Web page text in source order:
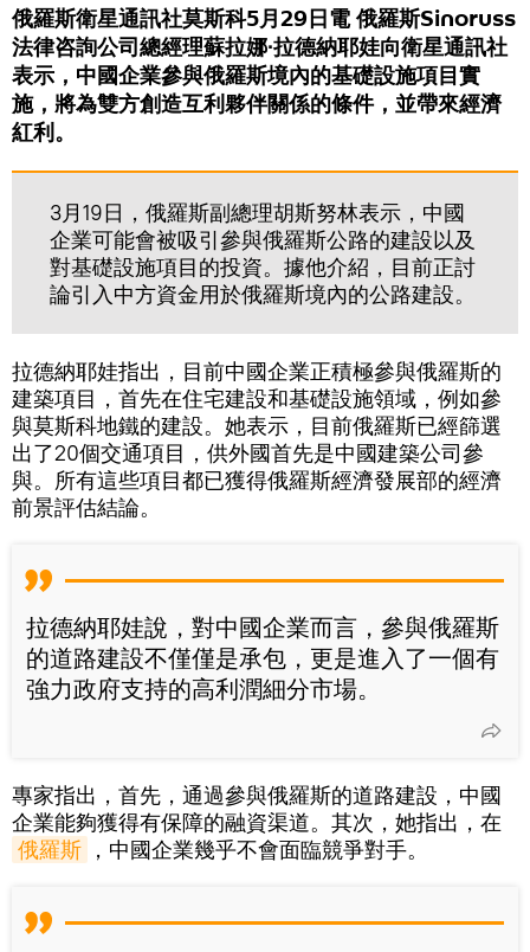
俄羅斯衛星通訊社莫斯科5月29日電 俄羅斯Sinoruss
法律咨詢公司總經理蘇拉娜∙拉德納耶娃向衛星通訊社
表示，中國企業參與俄羅斯境內的基礎設施項目實
施，將為雙方創造互利夥伴關係的條件，並帶來經濟
紅利。
3月19日，俄羅斯副總理胡斯努林表示，中國
企業可能會被吸引參與俄羅斯公路的建設以及
對基礎設施項目的投資。據他介紹，目前正討
論引入中方資金用於俄羅斯境內的公路建設。
拉德納耶娃指出，目前中國企業正積極參與俄羅斯的
建築項目，首先在住宅建設和基礎設施領域，例如參
與莫斯科地鐵的建設。她表示，目前俄羅斯已經篩選
出了20個交通項目，供外國首先是中國建築公司參
與。所有這些項目都已獲得俄羅斯經濟發展部的經濟
前景評估結論。
拉德納耶娃說，對中國企業而言，參與俄羅斯
的道路建設不僅僅是承包，更是進入了一個有
強力政府支持的高利潤細分市場。
專家指出，首先，通過參與俄羅斯的道路建設，中國
企業能夠獲得有保障的融資渠道。其次，她指出，在
俄羅斯 ，中國企業幾乎不會面臨競爭對手。